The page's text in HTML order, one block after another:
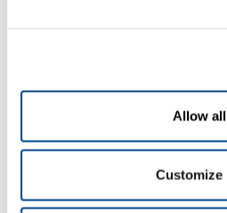
Allow all
Customize
De in SAP gegenereerde
Gütermann draait het
systeem niet alleen als
via een app op de Honeywell